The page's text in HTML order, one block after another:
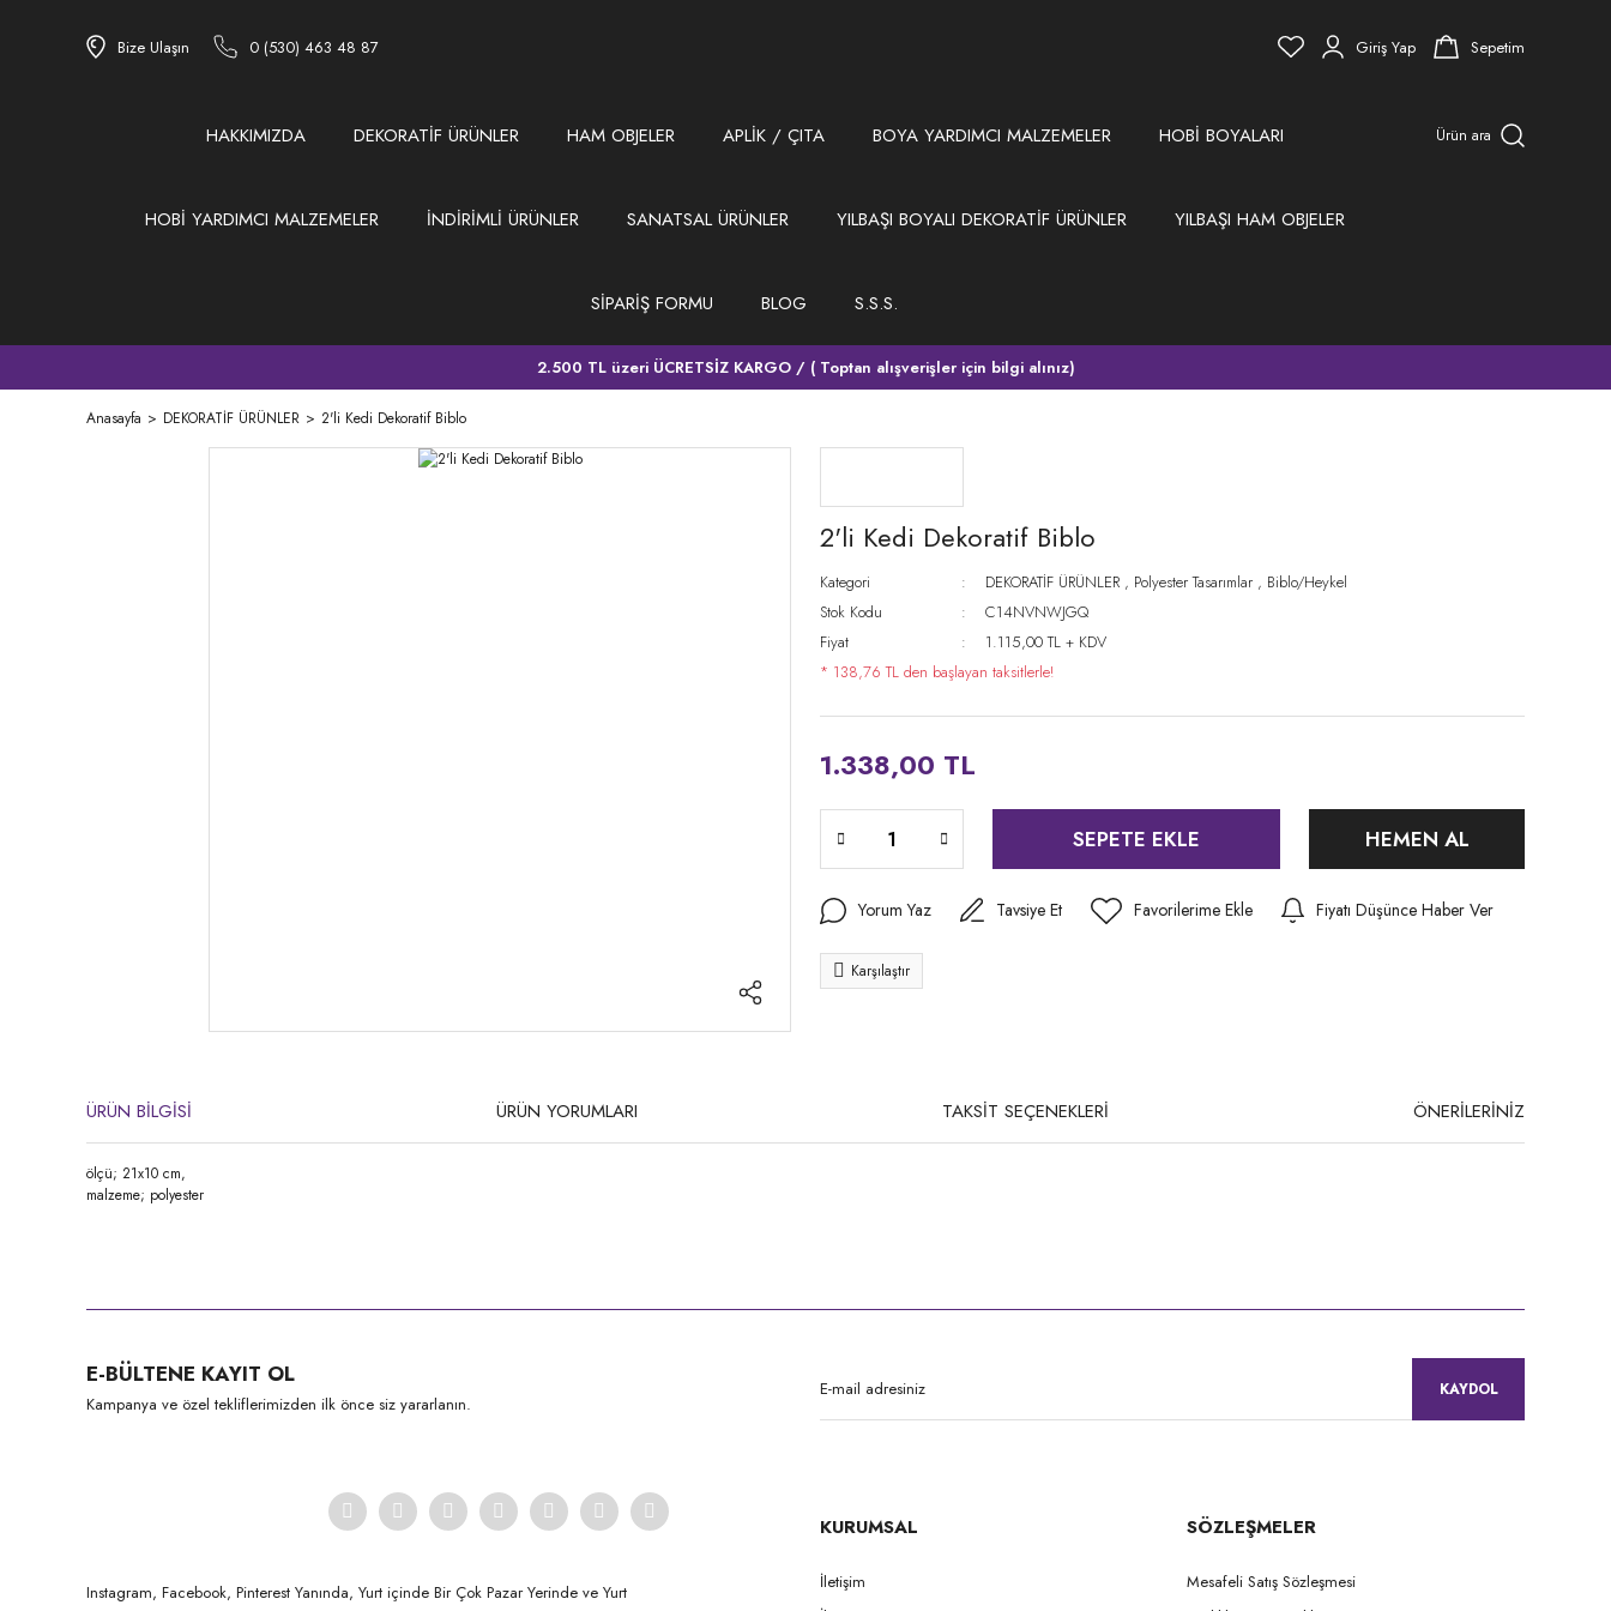
Bize Ulaşın 0 (530) 463 48 87 Giriş Yap Sepetim
HAKKIMIZDA DEKORATİF ÜRÜNLER HAM OBJELER APLİK / ÇITA BOYA YARDIMCI MALZEMELER HOBİ BOYALARI
HOBİ YARDIMCI MALZEMELER İNDİRİMLİ ÜRÜNLER SANATSAL ÜRÜNLER YILBAŞI BOYALI DEKORATİF ÜRÜNLER YILBAŞI HAM OBJELER
SİPARİŞ FORMU BLOG S.S.S.
Ürün ara
2.500 TL üzeri ÜCRETSİZ KARGO / ( Toptan alışverişler için bilgi alınız)
Anasayfa DEKORATİF ÜRÜNLER 2'li Kedi Dekoratif Biblo
2'li Kedi Dekoratif Biblo
Kategori DEKORATİF ÜRÜNLER , Polyester Tasarımlar , Biblo/Heykel
Stok Kodu
C14NVNWJGQ
Fiyat
1.115,00 TL + KDV
* 138,76 TL den başlayan taksitlerle!
1.338,00 TL
SEPETE EKLE HEMEN AL
Yorum Yaz Tavsiye Et Fiyatı Düşünce Haber Ver
Karşılaştır
ÜRÜN BİLGİSİ ÜRÜN YORUMLARI TAKSİT SEÇENEKLERİ ÖNERİLERİNİZ
ölçü; 21x10 cm,
malzeme; polyester
Ürün açıklamasında eksik bilgiler bulunuyor.
Ürün bilgilerinde hatalar bulunuyor.
E-BÜLTENE KAYIT OL
Kampanya ve özel tekliflerimizden ilk önce siz yararlanın.
KAYDOL
Instagram, Facebook, Pinterest Yanında, Yurt içinde Bir Çok Pazar Yerinde ve Yurt
KURUMSAL
İletişim
SÖZLEŞMELER
Mesafeli Satış Sözleşmesi